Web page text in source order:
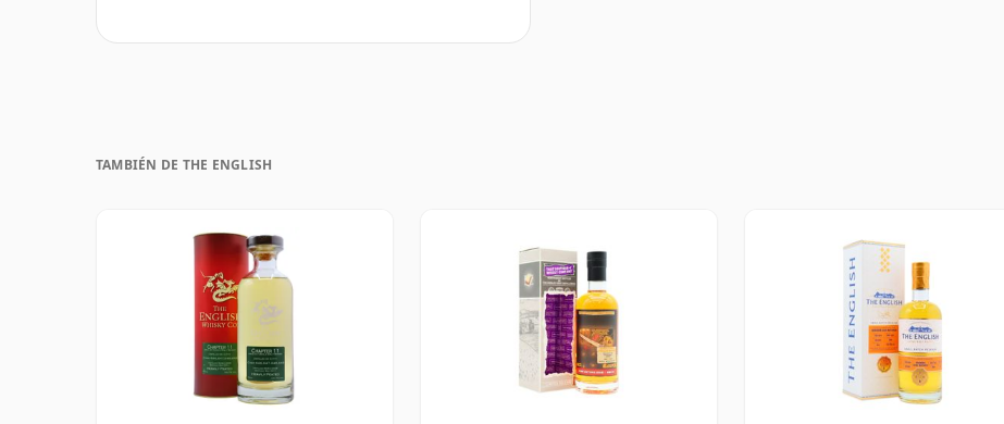
TAMBIÉN DE THE ENGLISH